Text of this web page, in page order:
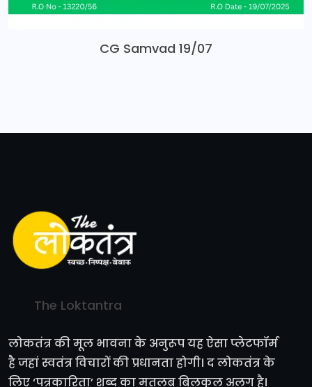
CG Samvad 19/07
The Loktantra
लोकतंत्र की मूल भावना के अनुरूप यह ऐसा प्लेटफॉर्म
है जहां स्वतंत्र विचारों की प्रधानता होगी। द लोकतंत्र के
लिए ‘पत्रकारिता’ शब्द का मतलब बिलकुल अलग है।